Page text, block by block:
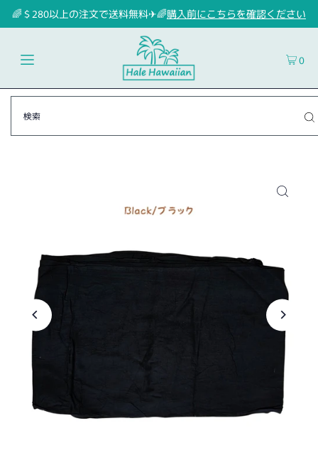
🌈＄280以上の注文で送料無料✈🌈購入前にこちらを確認ください
0